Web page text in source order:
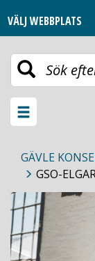
VÄLJ WEBBPLATS
Växla
GÄVLE
GSO-
Previous